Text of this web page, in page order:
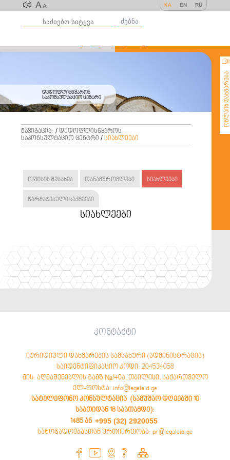
AA KA EN RU
ძებნა
დედოფლისწყაროს
საკონსულტაციო ცენტრი
ონლაინ დახმარება
ნავიგაცია: / დედოფლისწყაროს
საკონსულტაციო ცენტრი / სიახლეები
ოფისის შესახებ თანამშრომლები სიახლეები
წარმატებული საქმეები
სიახლეები
კონტაქტი
იურიდიული დახმარების სამსახური (ადმინისტრაცია)
საიდენტიფიკაციო კოდი: 204534058
მის: აღმაშენებლის გამზ №140ა, თბილისი, საქართველო
ელ-ფოსტა: info@legalaid.ge
სატელეფონო კონსულტაცია (სამუშაო დღეებში 10
საათიდან 18 საათამდე):
1485 ან +995 (32) 2920055
საზოგადოებასთან ურთიერთობა: pr@legalaid.ge